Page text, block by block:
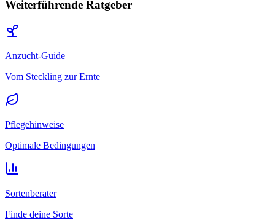
Weiterführende Ratgeber
Anzucht-Guide
Vom Steckling zur Ernte
Pflegehinweise
Optimale Bedingungen
Sortenberater
Finde deine Sorte